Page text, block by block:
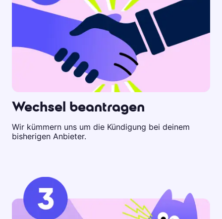
Wechsel beantragen
Wir kümmern uns um die Kündigung bei deinem
bisherigen Anbieter.